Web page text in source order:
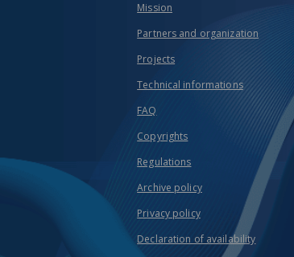
Mission
Partners and organization
Projects
Technical informations
FAQ
Copyrights
Regulations
Archive policy
Privacy policy
Declaration of availability